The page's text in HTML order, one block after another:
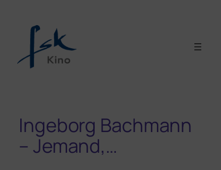
Ingeborg Bachmann
– Jemand,…